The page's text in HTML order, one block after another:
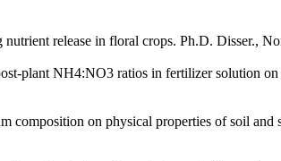
release in floral crops. Ph.D. Disser.,
plant NH4:NO3 ratios in fertilizer solution
on physical properties of soil